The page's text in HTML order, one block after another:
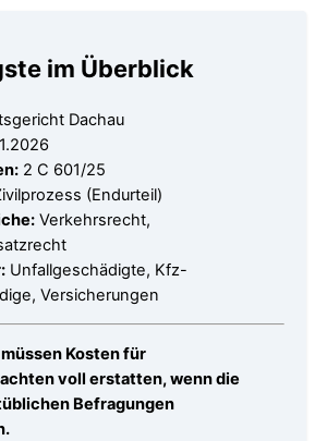
im Überblick
Dachau
2 C 601/25
(Endurteil)
Verkehrsrecht,
Unfallgeschädigte, Kfz-
Versicherungen
Kosten für
voll erstatten, wenn die
Befragungen